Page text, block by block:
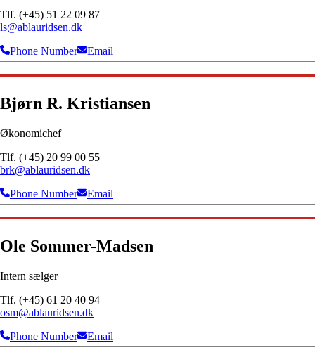
Tlf. (+45) 51 22 09 87
ls@ablauridsen.dk
Phone Number
Email
Bjørn R. Kristiansen
Økonomichef
Tlf. (+45) 20 99 00 55
brk@ablauridsen.dk
Phone Number
Email
Ole Sommer-Madsen
Intern sælger
Tlf. (+45) 61 20 40 94
osm@ablauridsen.dk
Phone Number
Email